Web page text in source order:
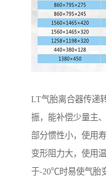
LT气胎离合器传递
振，能补偿少量主
部分惯性小，使用
变形阻力大，使用
于-20℃时易使气胎